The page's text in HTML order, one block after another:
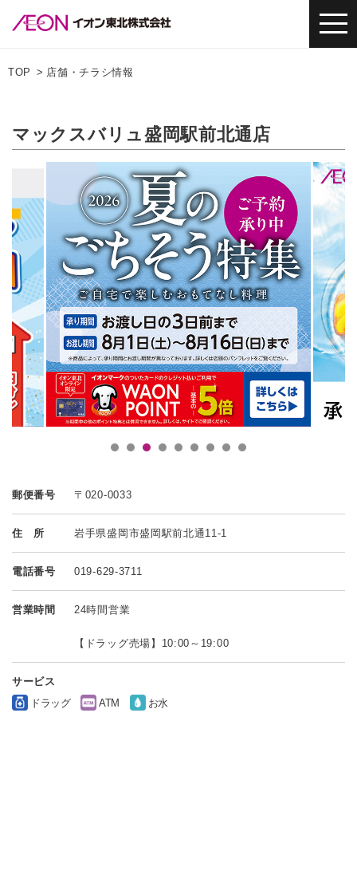
TOP 店舗・チラシ情報
マックスバリュ盛岡駅前北通店
郵便番号 〒020-0033
住 所 岩手県盛岡市盛岡駅前北通11-1
電話番号 019-629-3711
営業時間 24時間営業
【ドラッグ売場】10:00～19:00
サービス
ドラッグ
ATM お水